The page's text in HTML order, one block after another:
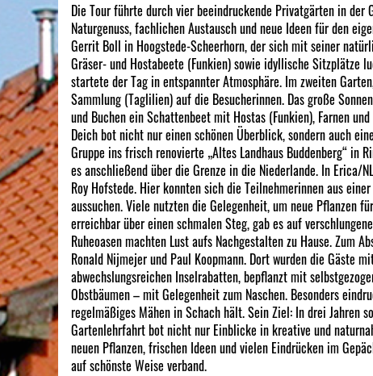
Die Tour führte durch vier beeindruckende Privatgärten in der
Naturgenuss, fachlichen Austausch und neue Ideen für den
Gerrit Boll in Hoogstede-Scheerhorn, der sich mit seiner
Gräser- und Hostabeete (Funkien) sowie idyllische Sitzplätze
startete der Tag in entspannter Atmosphäre. Im zweiten
Sammlung (Taglilien) auf die Besucherinnen. Das große
und Buchen ein Schattenbeet mit Hostas (Funkien), Farnen
Deich bot nicht nur einen schönen Überblick, sondern auch
Gruppe ins frisch renovierte „Altes Landhaus Buddenberg“
es anschließend über die Grenze in die Niederlande. In Erica/
Roy Hofstede. Hier konnten sich die Teilnehmerinnen aus
aussuchen. Viele nutzten die Gelegenheit, um neue Pflanzen
erreichbar über einen schmalen Steg, gab es auf
Ruheoasen machten Lust aufs Nachgestalten zu Hause. Zum
Ronald Nijmejer und Paul Koopmann. Dort wurden die Gäste
abwechslungsreichen Inselrabatten, bepflanzt mit
Obstbäumen – mit Gelegenheit zum Naschen. Besonders
regelmäßiges Mähen in Schach hält. Sein Ziel: In drei Jahren
Gartenlehrfahrt bot nicht nur Einblicke in kreative und
neuen Pflanzen, frischen Ideen und vielen Eindrücken im
auf schönste Weise verband.